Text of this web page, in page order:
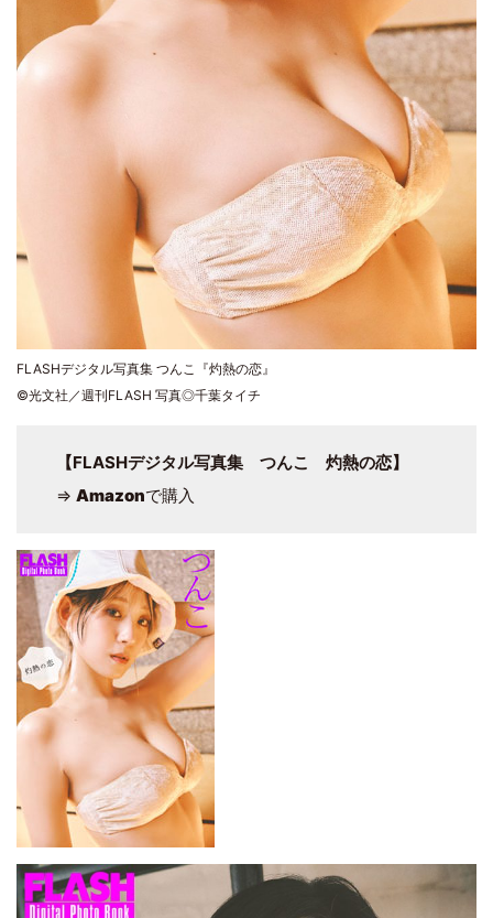
FLASHデジタル写真集 つんこ『灼熱の恋』
©光文社／週刊FLASH 写真◎千葉タイチ
【FLASHデジタル写真集 つんこ 灼熱の恋】
⇒ Amazonで購入